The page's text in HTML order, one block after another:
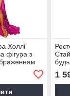
Холлі
фігура з
1